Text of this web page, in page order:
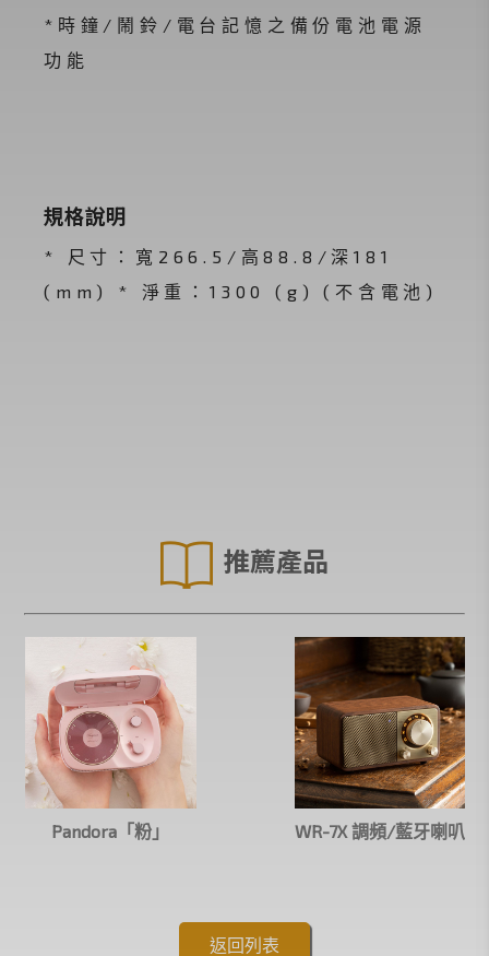
*時鐘/鬧鈴/電台記憶之備份電池電源
功能
規格說明
* 尺寸：寬266.5/高88.8/深181
(mm) * 淨重：1300 (g) (不含電池)
推薦產品
Pandora「粉」 WR-7X 調頻/藍牙喇叭
返回列表